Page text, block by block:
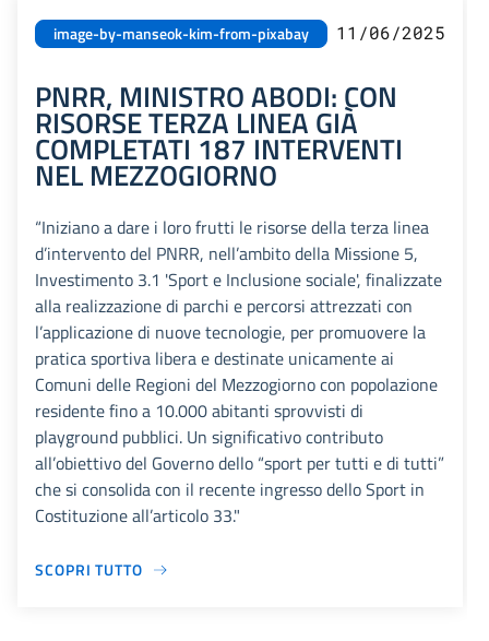
image-by-manseok-kim-from-pixabay 11/06/2025
PNRR, MINISTRO ABODI: CON
RISORSE TERZA LINEA GIÀ
COMPLETATI 187 INTERVENTI
NEL MEZZOGIORNO
“Iniziano a dare i loro frutti le risorse della terza linea
d’intervento del PNRR, nell’ambito della Missione 5,
Investimento 3.1 'Sport e Inclusione sociale', finalizzate
alla realizzazione di parchi e percorsi attrezzati con
l’applicazione di nuove tecnologie, per promuovere la
pratica sportiva libera e destinate unicamente ai
Comuni delle Regioni del Mezzogiorno con popolazione
residente fino a 10.000 abitanti sprovvisti di
playground pubblici. Un significativo contributo
all’obiettivo del Governo dello “sport per tutti e di tutti”
che si consolida con il recente ingresso dello Sport in
Costituzione all’articolo 33."
SCOPRI TUTTO